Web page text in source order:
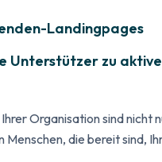
Landingpages
Unterstützer zu
Organisation sind nicht
Menschen, die bereit sind,